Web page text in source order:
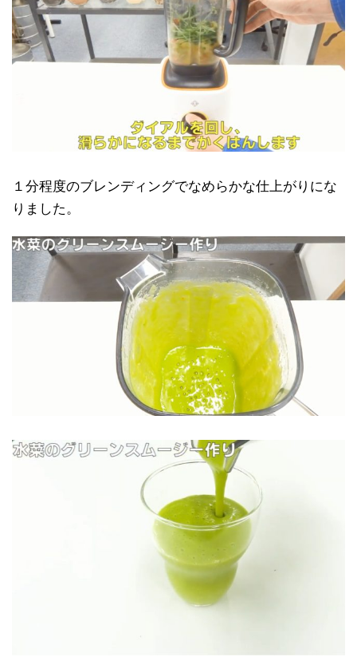
１分程度のブレンディングでなめらかな仕上がりにな
りました。